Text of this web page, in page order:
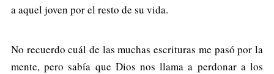
a aquel joven por el resto de su vida.
No recuerdo cuál de las muchas escrituras me pasó por la
mente, pero sabía que Dios nos llama a perdonar a los